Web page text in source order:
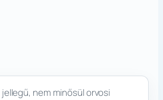
nem minősül orvosi